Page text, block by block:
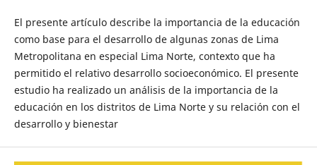
El presente artículo describe la importancia de la educación
como base para el desarrollo de algunas zonas de Lima
Metropolitana en especial Lima Norte, contexto que ha
permitido el relativo desarrollo socioeconómico. El presente
estudio ha realizado un análisis de la importancia de la
educación en los distritos de Lima Norte y su relación con el
desarrollo y bienestar